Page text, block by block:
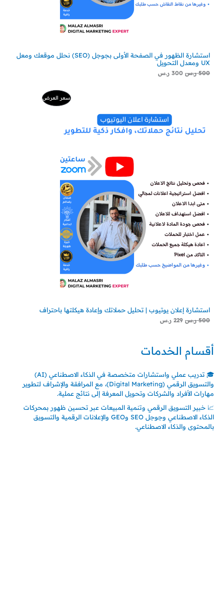
استشارة الظهور في الصفحة الأولى بجوجل (SEO) نحلل موقعك ومعل
UX ومعدل التحويل
500 ر.س 300 ر.س
سعر العرضمنتج
استشارة إعلان يوتيوب | تحليل حملاتك وإعادة هيكلتها باحتراف
500 ر.س 229 ر.س
229 ر.س.
أقسام الخدمات
🎓 تدريب عملي واستشارات متخصصة في الذكاء الاصطناعي (AI)
والتسويق الرقمي (Digital Marketing)، مع المرافقة والإشراف لتطوير
مهارات الأفراد والشركات وتحويل المعرفة إلى نتائج عملية.
📈 خبير التسويق الرقمي وتنمية المبيعات عبر تحسين ظهور بمحركات
الذكاء الاصطناعي وجوجل SEO وGEO والإعلانات الرقمية والتسويق
بالمحتوى والذكاء الاصطناعي.